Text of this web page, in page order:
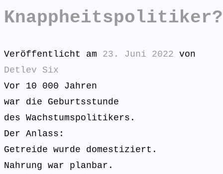
Knappheitspolitiker?
Veröffentlicht am 23. Juni 2022 von
Detlev Six
Vor 10 000 Jahren
war die Geburtsstunde
des Wachstumspolitikers.
Der Anlass:
Getreide wurde domestiziert.
Nahrung war planbar.